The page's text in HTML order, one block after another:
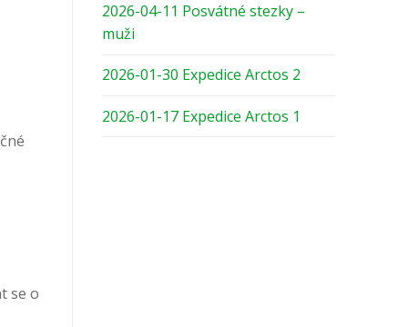
se o
2026-04-11 Posvátné stezky –
muži
2026-01-30 Expedice Arctos 2
2026-01-17 Expedice Arctos 1